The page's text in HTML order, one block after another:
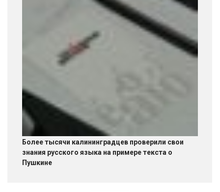
Более тысячи калининградцев проверили свои
знания русского языка на примере текста о
Пушкине